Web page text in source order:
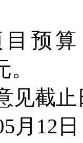
目预
见截止
月12